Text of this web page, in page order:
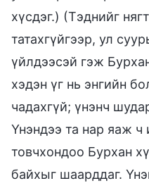
хүсдэг.) (Тэднийг
татахгүйгээр, ул
үйлдээсэй гэж
хэдэн үг нь энгийн
чадахгүй; үнэнч
Үнэндээ та нар яаж ч
товчхондоо Бурхан
байхыг шаарддаг.